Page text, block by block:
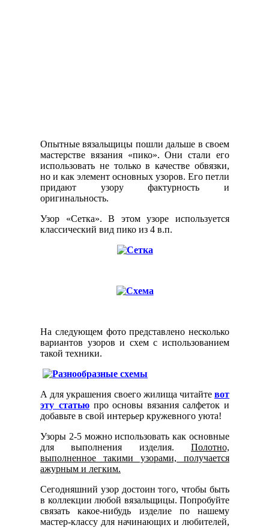
Опытные вязальщицы пошли дальше в своем
мастерстве вязания «пико». Они стали его
использовать не только в качестве обвязки,
но и как элемент основных узоров. Его петли
придают узору фактурность и
оригинальность.
Узор «Сетка». В этом узоре используется
классический вид пико из 4 в.п.
На следующем фото представлено несколько
вариантов узоров и схем с использованием
такой техники.
А для украшения своего жилища читайте вот
эту статью про основы вязания салфеток и
добавьте в свой интерьер кружевного уюта!
Узоры 2-5 можно использовать как основные
для выполнения изделия. Полотно,
выполненное такими узорами, получается
ажурным и легким.
Сегодняшний узор достоин того, чтобы быть
в коллекции любой вязальщицы. Попробуйте
связать какое-нибудь изделие по нашему
мастер-классу для начинающих и любителей,